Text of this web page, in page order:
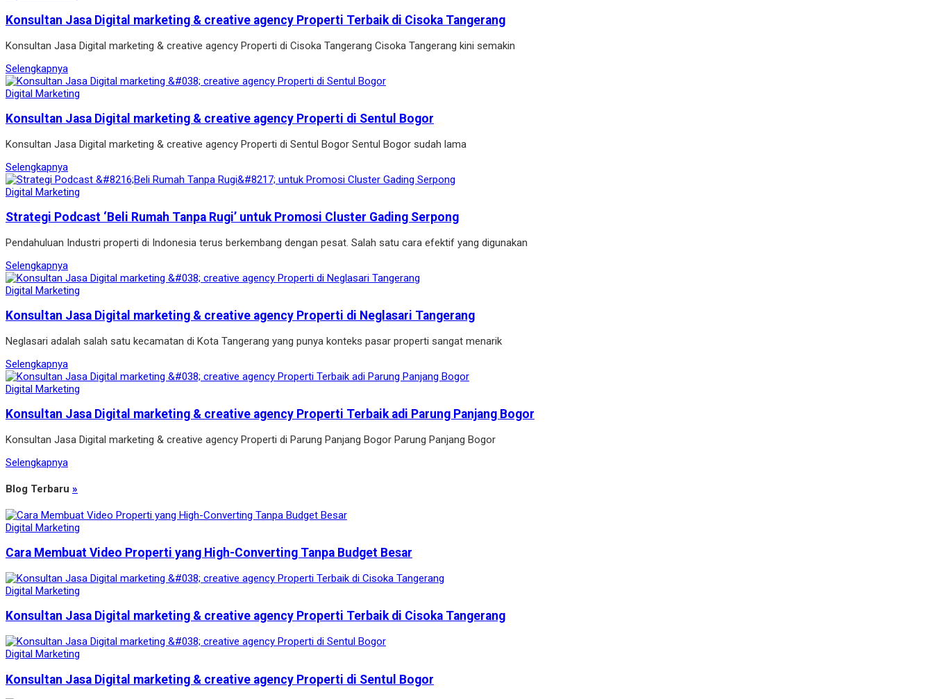
Konsultan Jasa Digital marketing & creative agency Properti Terbaik di Cisoka Tangerang
Konsultan Jasa Digital marketing & creative agency Properti di Cisoka Tangerang Cisoka Tangerang kini semakin
Selengkapnya
Digital Marketing
Konsultan Jasa Digital marketing & creative agency Properti di Sentul Bogor
Konsultan Jasa Digital marketing & creative agency Properti di Sentul Bogor Sentul Bogor sudah lama
Selengkapnya
Digital Marketing
Strategi Podcast ‘Beli Rumah Tanpa Rugi’ untuk Promosi Cluster Gading Serpong
Pendahuluan Industri properti di Indonesia terus berkembang dengan pesat. Salah satu cara efektif yang digunakan
Selengkapnya
Digital Marketing
Konsultan Jasa Digital marketing & creative agency Properti di Neglasari Tangerang
Neglasari adalah salah satu kecamatan di Kota Tangerang yang punya konteks pasar properti sangat menarik
Selengkapnya
Digital Marketing
Konsultan Jasa Digital marketing & creative agency Properti Terbaik adi Parung Panjang Bogor
Konsultan Jasa Digital marketing & creative agency Properti di Parung Panjang Bogor Parung Panjang Bogor
Selengkapnya
Blog Terbaru »
Digital Marketing
Cara Membuat Video Properti yang High-Converting Tanpa Budget Besar
Digital Marketing
Konsultan Jasa Digital marketing & creative agency Properti Terbaik di Cisoka Tangerang
Digital Marketing
Konsultan Jasa Digital marketing & creative agency Properti di Sentul Bogor